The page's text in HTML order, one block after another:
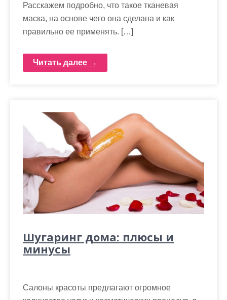
Расскажем подробно, что такое тканевая
маска, на основе чего она сделана и как
правильно ее применять. […]
Читать далее →
Шугаринг дома: плюсы и
минусы
Салоны красоты предлагают огромное